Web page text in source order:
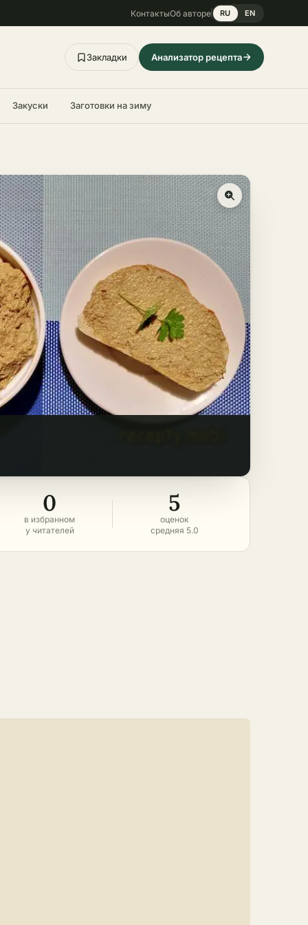
КонтактыОб авторе RU EN
Закладки Анализатор рецепта
Закуски Заготовки на зиму
0
в избранном
у читателей
5
оценок
средняя 5.0